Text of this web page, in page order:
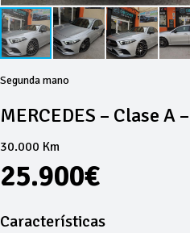
Segunda mano
MERCEDES – Clase A
30.000 Km
25.900€
Características